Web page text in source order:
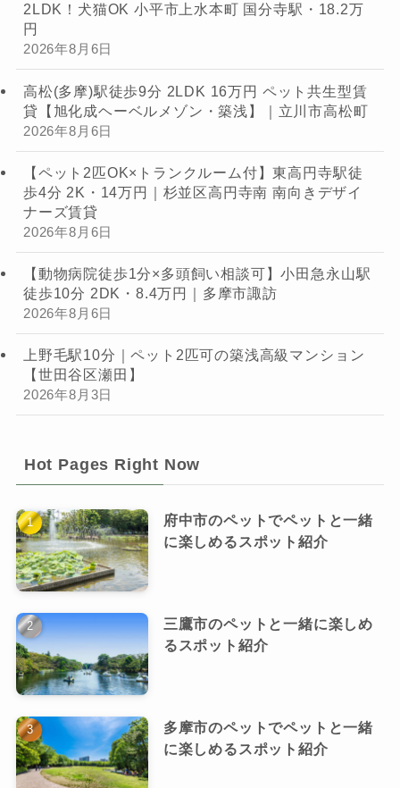
2LDK！犬猫OK 小平市上水本町 国分寺駅・18.2万
円
2026年8月6日
高松(多摩)駅徒歩9分 2LDK 16万円 ペット共生型賃
貸【旭化成ヘーベルメゾン・築浅】｜立川市高松町
2026年8月6日
【ペット2匹OK×トランクルーム付】東高円寺駅徒
歩4分 2K・14万円｜杉並区高円寺南 南向きデザイ
ナーズ賃貸
2026年8月6日
【動物病院徒歩1分×多頭飼い相談可】小田急永山駅
徒歩10分 2DK・8.4万円｜多摩市諏訪
2026年8月6日
上野毛駅10分｜ペット2匹可の築浅高級マンション
【世田谷区瀬田】
2026年8月3日
Hot Pages Right Now
府中市のペットでペットと一緒
に楽しめるスポット紹介
三鷹市のペットと一緒に楽しめ
るスポット紹介
多摩市のペットでペットと一緒
に楽しめるスポット紹介